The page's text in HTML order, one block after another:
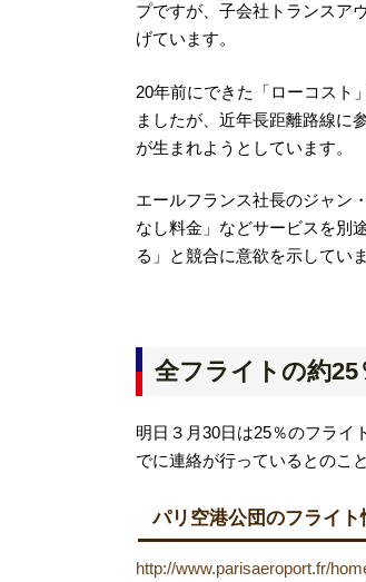
プですが、子会社トランスア
げています。
20年前にできた「ローコスト
ましたが、近年長距離路線に
が生まれようとしています。
エールフランス社長のジャン
なし料金」などサービスを別
る」と競合に意欲を示していま
全フライトの約
明日３月30日は25％のフライ
でに連絡が行っているとのこ
パリ空港公団のフライト
http://www.parisaeroport.fr/